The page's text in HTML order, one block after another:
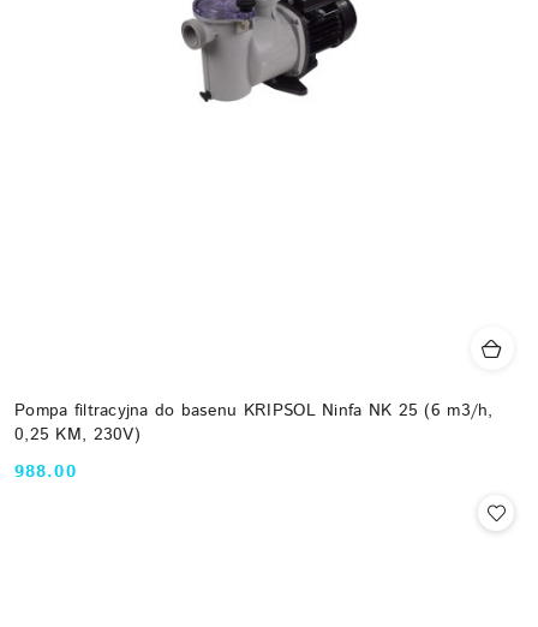
Pompa filtracyjna do basenu KRIPSOL Ninfa NK 25 (6 m3/h,
0,25 KM, 230V)
Cena:
988.00